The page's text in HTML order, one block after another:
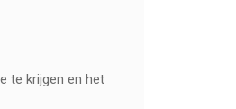
te krijgen en het